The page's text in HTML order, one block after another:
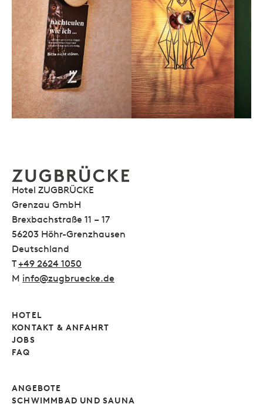
Hotel ZUGBRÜCKE
Grenzau GmbH
Brexbachstraße 11 – 17
56203 Höhr-Grenzhausen
Deutschland
T +49 2624 1050
M info@zugbruecke.de
HOTEL
KONTAKT & ANFAHRT
JOBS
FAQ
ANGEBOTE
SCHWIMMBAD UND SAUNA